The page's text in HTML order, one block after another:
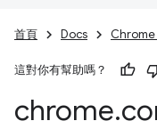
首頁 Docs
這對你有幫助嗎？
chrome.